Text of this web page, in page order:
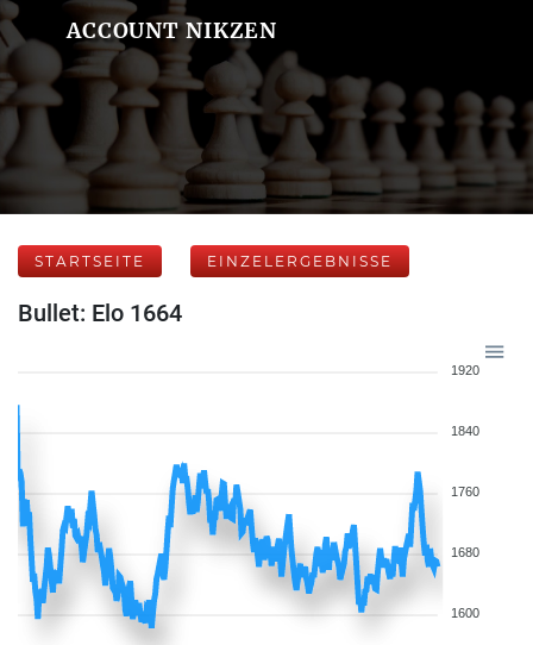
ACCOUNT NIKZEN
STARTSEITE EINZELERGEBNISSE
Bullet: Elo 1664
1920
1840
1760
1680
1600